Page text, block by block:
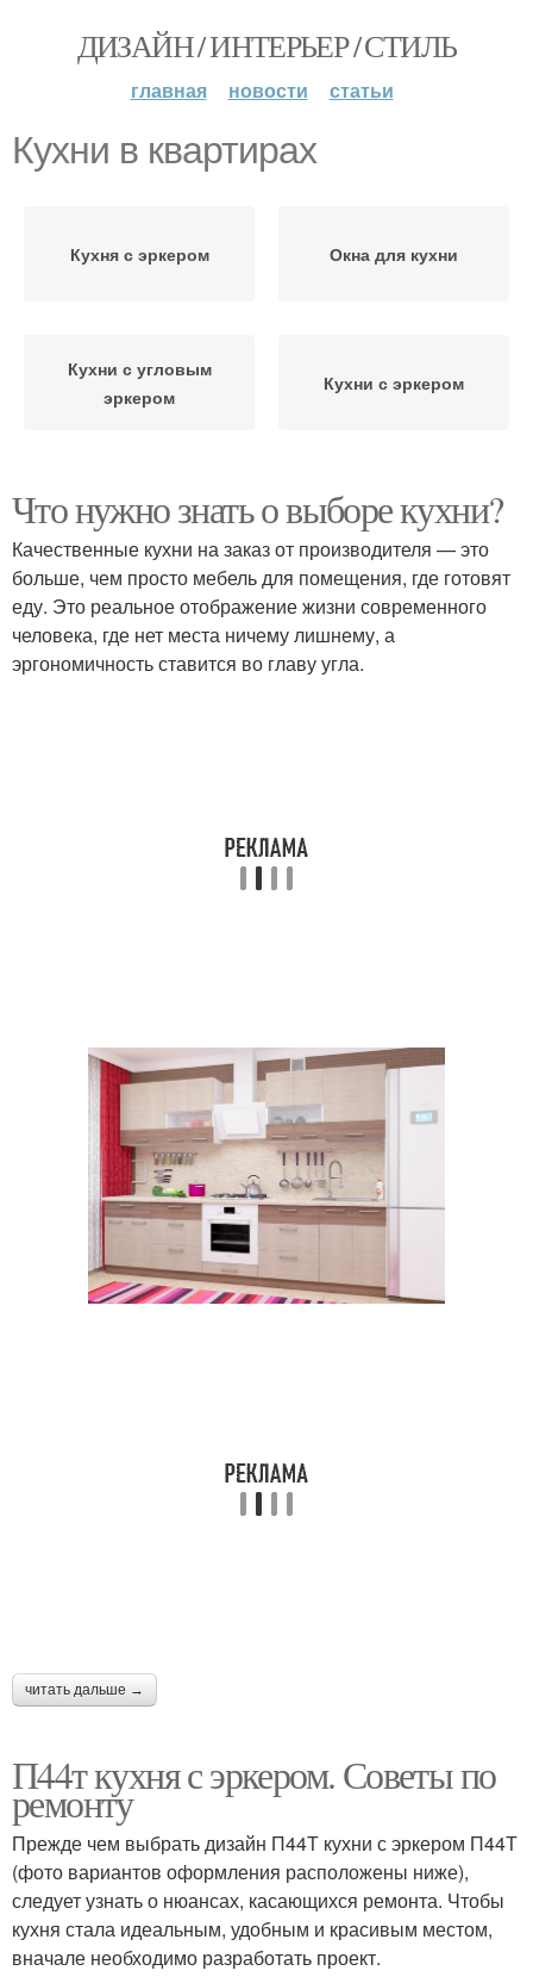
ДИЗАЙН / ИНТЕРЬЕР / СТИЛЬ
главная новости статьи
Кухни в квартирах
Кухня с эркером Окна для кухни
Кухни с угловым
эркером
Кухни с эркером
Что нужно знать о выборе кухни?
Качественные кухни на заказ от производителя — это
больше, чем просто мебель для помещения, где готовят
еду. Это реальное отображение жизни современного
человека, где нет места ничему лишнему, а
эргономичность ставится во главу угла.
читать дальше →
П44т кухня с эркером. Советы по
ремонту
Прежде чем выбрать дизайн П44Т кухни с эркером П44Т
(фото вариантов оформления расположены ниже),
следует узнать о нюансах, касающихся ремонта. Чтобы
кухня стала идеальным, удобным и красивым местом,
вначале необходимо разработать проект.